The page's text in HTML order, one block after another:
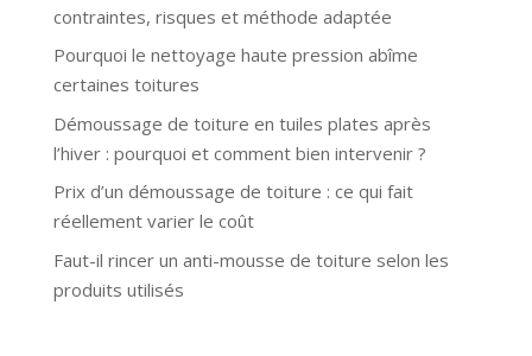
contraintes, risques et méthode adaptée
Pourquoi le nettoyage haute pression abîme
certaines toitures
Démoussage de toiture en tuiles plates après
l’hiver : pourquoi et comment bien intervenir ?
Prix d’un démoussage de toiture : ce qui fait
réellement varier le coût
Faut-il rincer un anti-mousse de toiture selon les
produits utilisés